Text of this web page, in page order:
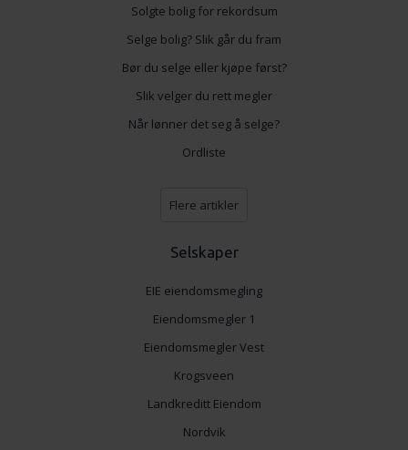
Solgte bolig for rekordsum
Selge bolig? Slik går du fram
Bør du selge eller kjøpe først?
Slik velger du rett megler
Når lønner det seg å selge?
Ordliste
Flere artikler
Selskaper
EIE eiendomsmegling
Eiendomsmegler 1
Eiendomsmegler Vest
Krogsveen
Landkreditt Eiendom
Nordvik